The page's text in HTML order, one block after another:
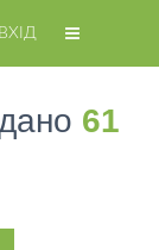
ВХІД
61